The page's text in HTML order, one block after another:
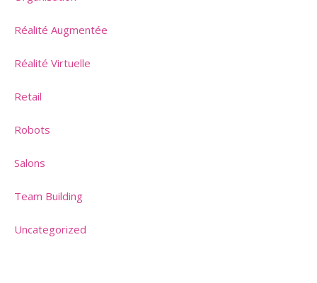
Réalité Augmentée
Réalité Virtuelle
Retail
Robots
Salons
Team Building
Uncategorized